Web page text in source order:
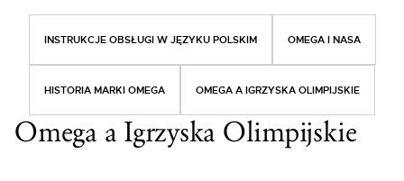
INSTRUKCJE OBSŁUGI W JĘZYKU POLSKIM OMEGA I NASA
HISTORIA MARKI OMEGA OMEGA A IGRZYSKA OLIMPIJSKIE
Omega a Igrzyska Olimpijskie